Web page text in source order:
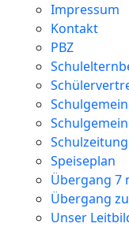
Impressum
Kontakt
PBZ
Schulzeitung
Speiseplan
Übergang 7
Übergang
Unser